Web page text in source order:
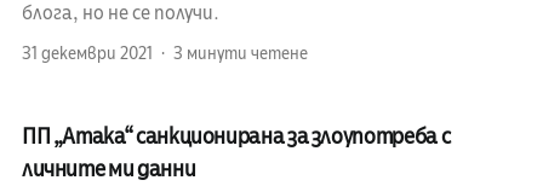
блога, но не се получи.
31 декември 2021 3 минути четене
ПП „Атака“ санкционирана за злоупотреба с
личните ми данни